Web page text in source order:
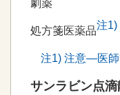
劇薬
処方箋医薬品注1)
注1) 注意―医師
サンラビン点